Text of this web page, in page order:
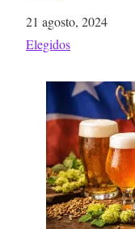
Fecha
21 agosto, 2024
Respecto a
Elegidos